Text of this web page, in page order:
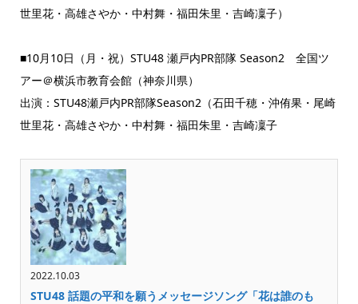
世里花・高雄さやか・中村舞・福田朱里・吉崎凜子）
■10月10日（月・祝）STU48 瀬戸内PR部隊 Season2 全国ツ
アー＠横浜市教育会館（神奈川県）
出演：STU48瀬戸内PR部隊Season2（石田千穂・沖侑果・尾崎
世里花・高雄さやか・中村舞・福田朱里・吉崎凜子
2022.10.03
STU48 話題の平和を願うメッセージソング「花は誰のも